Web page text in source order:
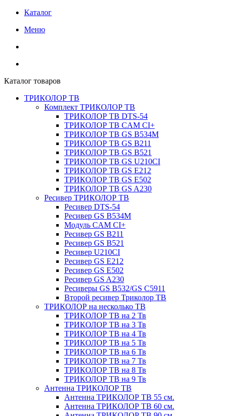
Каталог
Меню
Каталог товаров
ТРИКОЛОР ТВ
Комплект ТРИКОЛОР ТВ
ТРИКОЛОР ТВ DTS-54
ТРИКОЛОР ТВ CAM CI+
ТРИКОЛОР ТВ GS B534M
ТРИКОЛОР ТВ GS B211
ТРИКОЛОР ТВ GS B521
ТРИКОЛОР ТВ GS U210CI
ТРИКОЛОР ТВ GS E212
ТРИКОЛОР ТВ GS E502
ТРИКОЛОР ТВ GS A230
Ресивер ТРИКОЛОР ТВ
Ресивер DTS-54
Ресивер GS B534M
Модуль CAM CI+
Ресивер GS B211
Ресивер GS B521
Ресивер U210CI
Ресивер GS E212
Ресивер GS E502
Ресивер GS A230
Ресиверы GS B532/GS C5911
Второй ресивер Триколор ТВ
ТРИКОЛОР на несколько ТВ
ТРИКОЛОР ТВ на 2 Тв
ТРИКОЛОР ТВ на 3 Тв
ТРИКОЛОР ТВ на 4 Тв
ТРИКОЛОР ТВ на 5 Тв
ТРИКОЛОР ТВ на 6 Тв
ТРИКОЛОР ТВ на 7 Тв
ТРИКОЛОР ТВ на 8 Тв
ТРИКОЛОР ТВ на 9 Тв
Антенна ТРИКОЛОР ТВ
Антенна ТРИКОЛОР ТВ 55 см.
Антенна ТРИКОЛОР ТВ 60 см.